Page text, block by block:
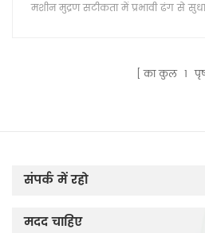
मशीन मुद्रण सटीकता में प्रभावी ढंग से
सटीकता में और सुधार कर सकते हैं,
का कुल 1
संपर्क में रहो
मदद चाहिए